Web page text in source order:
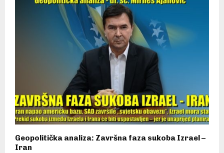
Geopolitička analiza: Završna faza sukoba Izrael –
Iran